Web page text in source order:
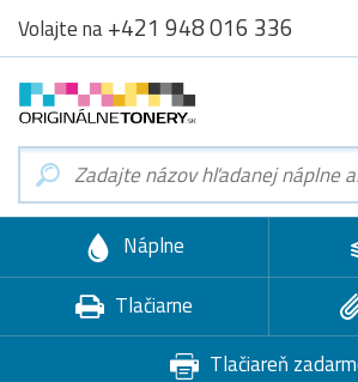
Volajte na+421 948 016 336
Náplne
Tlačiarne
Tlačiareň